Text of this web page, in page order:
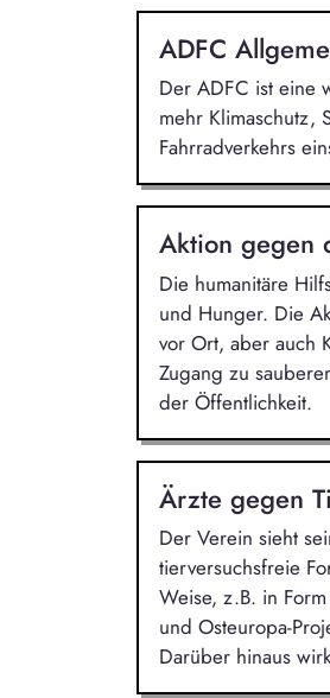
ADFC
Der ADFC ist eine
mehr Klimaschutz,
Fahrradverkehrs
Aktion gegen
Die humanitäre
und Hunger. Die
vor Ort, aber auch
Zugang zu
der Öffentlichkeit.
Ärzte gegen
Der Verein sieht
tierversuchsfreie
Weise, z.B. in
und Osteuropa-
Darüber hinaus